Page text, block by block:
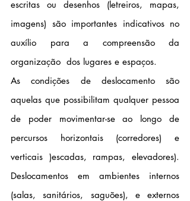
escritas ou desenhos (letreiros, mapas,
imagens) são importantes indicativos no
auxílio para a compreensão da
organização  dos lugares e espaços.
As condições de deslocamento são
aquelas que possibilitam qualquer pessoa
de poder movimentar-se ao longo de
percursos horizontais (corredores) e
verticais )escadas, rampas, elevadores).
Deslocamentos em ambientes internos
(salas, sanitários, saguões), e externos